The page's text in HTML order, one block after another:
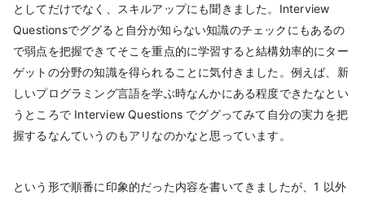
としてだけでなく、スキルアップにも聞きました。Interview
Questionsでググると自分が知らない知識のチェックにもあるの
で弱点を把握できてそこを重点的に学習すると結構効率的にター
ゲットの分野の知識を得られることに気付きました。例えば、新
しいプログラミング言語を学ぶ時なんかにある程度できたなとい
うところで Interview Questions でググってみて自分の実力を把
握するなんていうのもアリなのかなと思っています。
という形で順番に印象的だった内容を書いてきましたが、1 以外